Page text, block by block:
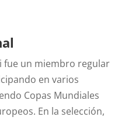
fue un miembro regular
en varios
Copas Mundiales
En la selección,